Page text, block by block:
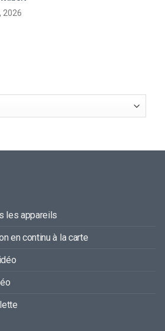
2026
les appareils
en continu à la carte